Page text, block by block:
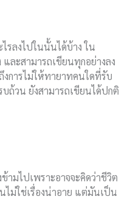
รลงไปในนั้นได้บ้าง ใน
และสามารถเขียนทุกอย่างลง
งการไม่ให้ทายาทคนใดที่รับ
ถ้วน ยังสามารถเขียนได้ปกติ
ามไปเพราะอาจจะคิดว่าชีวิต
ไม่ใช่เรื่องน่าอาย แต่มันเป็น